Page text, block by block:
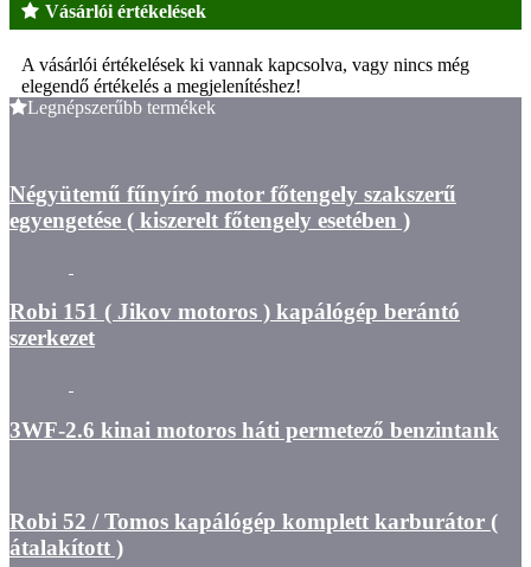
Vásárlói értékelések
A vásárlói értékelések ki vannak kapcsolva, vagy nincs még
elegendő értékelés a megjelenítéshez!
Legnépszerűbb termékek
Négyütemű fűnyíró motor főtengely szakszerű
egyengetése ( kiszerelt főtengely esetében )
Robi 151 ( Jikov motoros ) kapálógép berántó
szerkezet
3WF-2.6 kinai motoros háti permetező benzintank
Robi 52 / Tomos kapálógép komplett karburátor (
átalakított )